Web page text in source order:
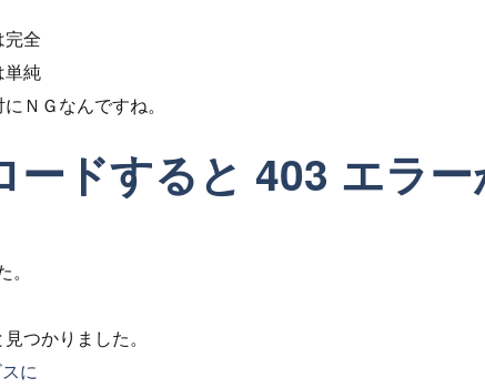
完全
単純
ＮＧなんですね。
ドすると 403 エラ
。
つかりました。
に